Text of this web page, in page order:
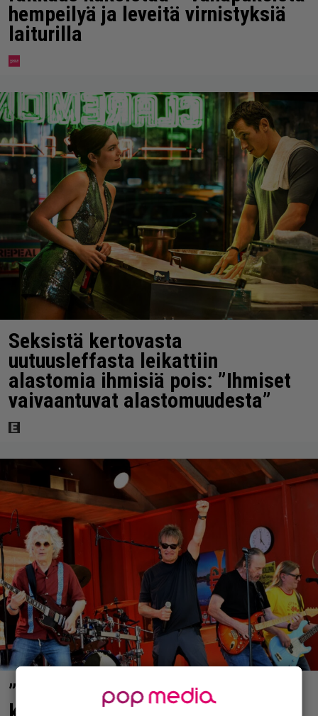
hempeilyä ja leveitä virnistyksiä
laiturilla
Seksistä kertovasta
uutuusleffasta leikattiin
alastomia ihmisiä pois: ”Ihmiset
vaivaantuvat alastomuudesta”
”Hattu päästä” – Sami Kuronen